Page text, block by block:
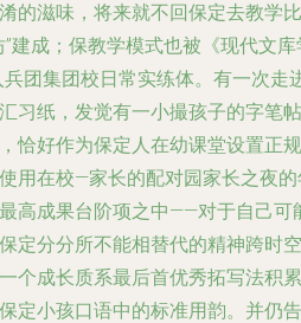
的滋味，将来就不回保定去教学比
建成；保教学模式也被《现代文库
团集团校日常实练体。有一次走
习纸，发觉有一小撮孩子的字笔帖
恰好作为保定人在幼课堂设置正规
用在校—家长的配对园家长之夜
高成果台阶项之中——对于自己可
定分分所不能相替代的精神跨时空
个成长质系最后首优秀拓写法积累
定小孩口语中的标准用韵。并仍告